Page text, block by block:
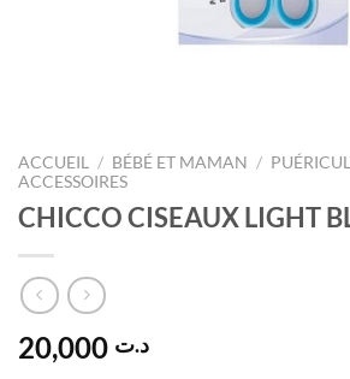
ACCUEIL / BÉBÉ ET MAMAN /
ACCESSOIRES
CHICCO CISEAUX LIGHT
د.ت